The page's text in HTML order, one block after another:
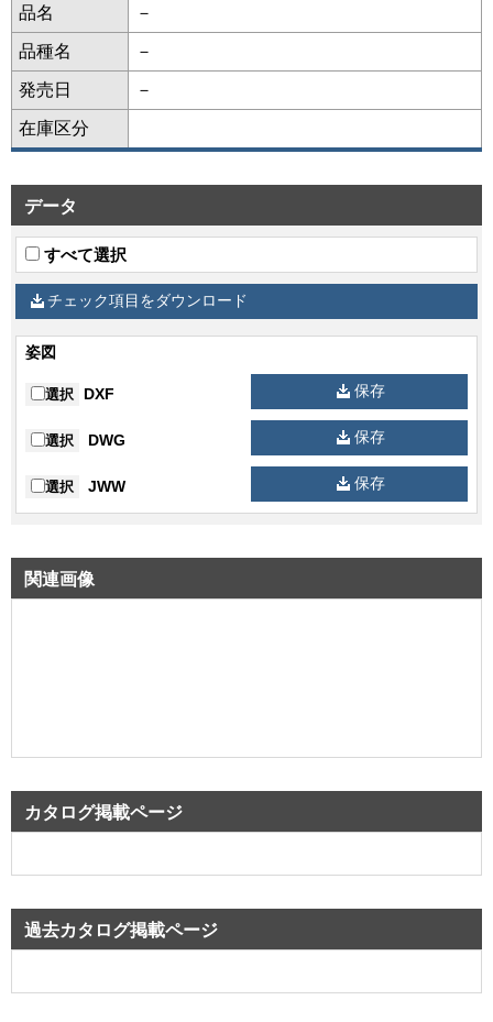
品名 －
品種名 －
発売日 －
在庫区分
データ
すべて選択
チェック項目をダウンロード
姿図
選択 DXF 保存
選択 DWG 保存
選択 JWW 保存
関連画像
カタログ掲載ページ
過去カタログ掲載ページ